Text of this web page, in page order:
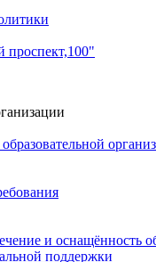
проспект,100"
и оснащённость
поддержки